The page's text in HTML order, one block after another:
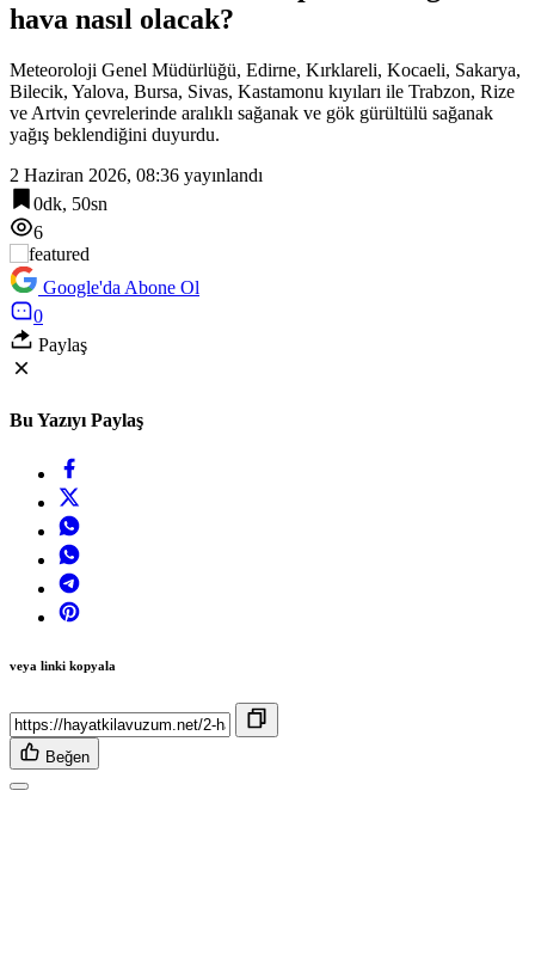
7:00
hava nasıl olacak?
Meteoroloji Genel Müdürlüğü, Edirne, Kırklareli, Kocaeli, Sakarya,
Bilecik, Yalova, Bursa, Sivas, Kastamonu kıyıları ile Trabzon, Rize
ve Artvin çevrelerinde aralıklı sağanak ve gök gürültülü sağanak
yağış beklendiğini duyurdu.
2 Haziran 2026, 08:36 yayınlandı
0dk, 50sn
6
Google'da Abone Ol
0
Paylaş
Bu Yazıyı Paylaş
veya linki kopyala
Beğen